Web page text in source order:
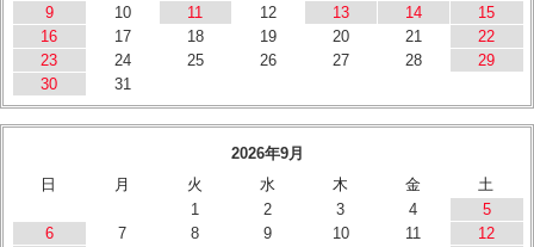
9
10 11 12 13 14
15
16
17 18 19 20 21
22
23
24 25 26 27 28
29
30
31
2026年9月
日
月 火 水 木 金
土
1
2 3 4
5
6
7 8 9 10 11
12